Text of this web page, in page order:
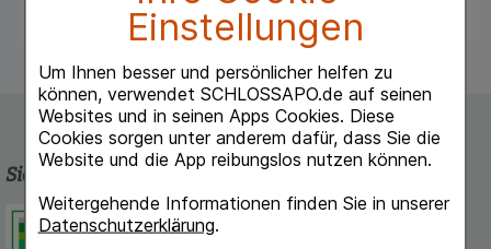
Einstellungen
Um Ihnen besser und persönlicher helfen zu
können, verwendet SCHLOSSAPO.de auf seinen
Websites und in seinen Apps Cookies. Diese
Cookies sorgen unter anderem dafür, dass Sie die
Website und die App reibungslos nutzen können.
Weitergehende Informationen finden Sie in unserer
Datenschutzerklärung.
Sicherheit und Qualität
Schlossapo.de ist registriert beim
Deutschen Institut für Medizinische